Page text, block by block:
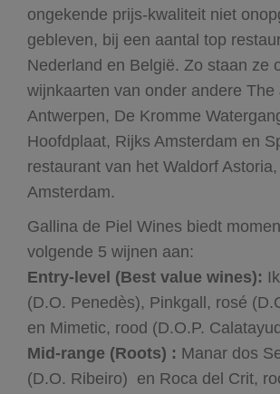
ongekende prijs-kwaliteit niet
gebleven, bij een aantal top
Nederland en België. Zo staan ze
wijnkaarten van onder andere The
Antwerpen, De Kromme
Hoofdplaat, Rijks Amsterdam en
restaurant van het Waldorf
Amsterdam.
Gallina de Piel Wines biedt
volgende 5 wijnen aan:
Entry-level (Best value wines):
(D.O. Penedès), Pinkgall, rosé
en Mimetic, rood (D.O.P.
Mid-range (Roots) : Manar dos
(D.O. Ribeiro) en Roca del Crit,